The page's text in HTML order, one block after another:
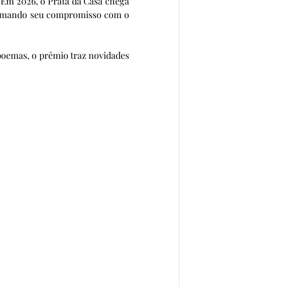
seu compromisso com o
o prêmio traz novidades